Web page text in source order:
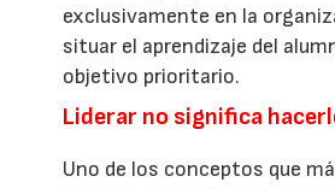
exclusivamente en la
situar el aprendizaje del
objetivo prioritario.
Liderar no significa
Uno de los conceptos que